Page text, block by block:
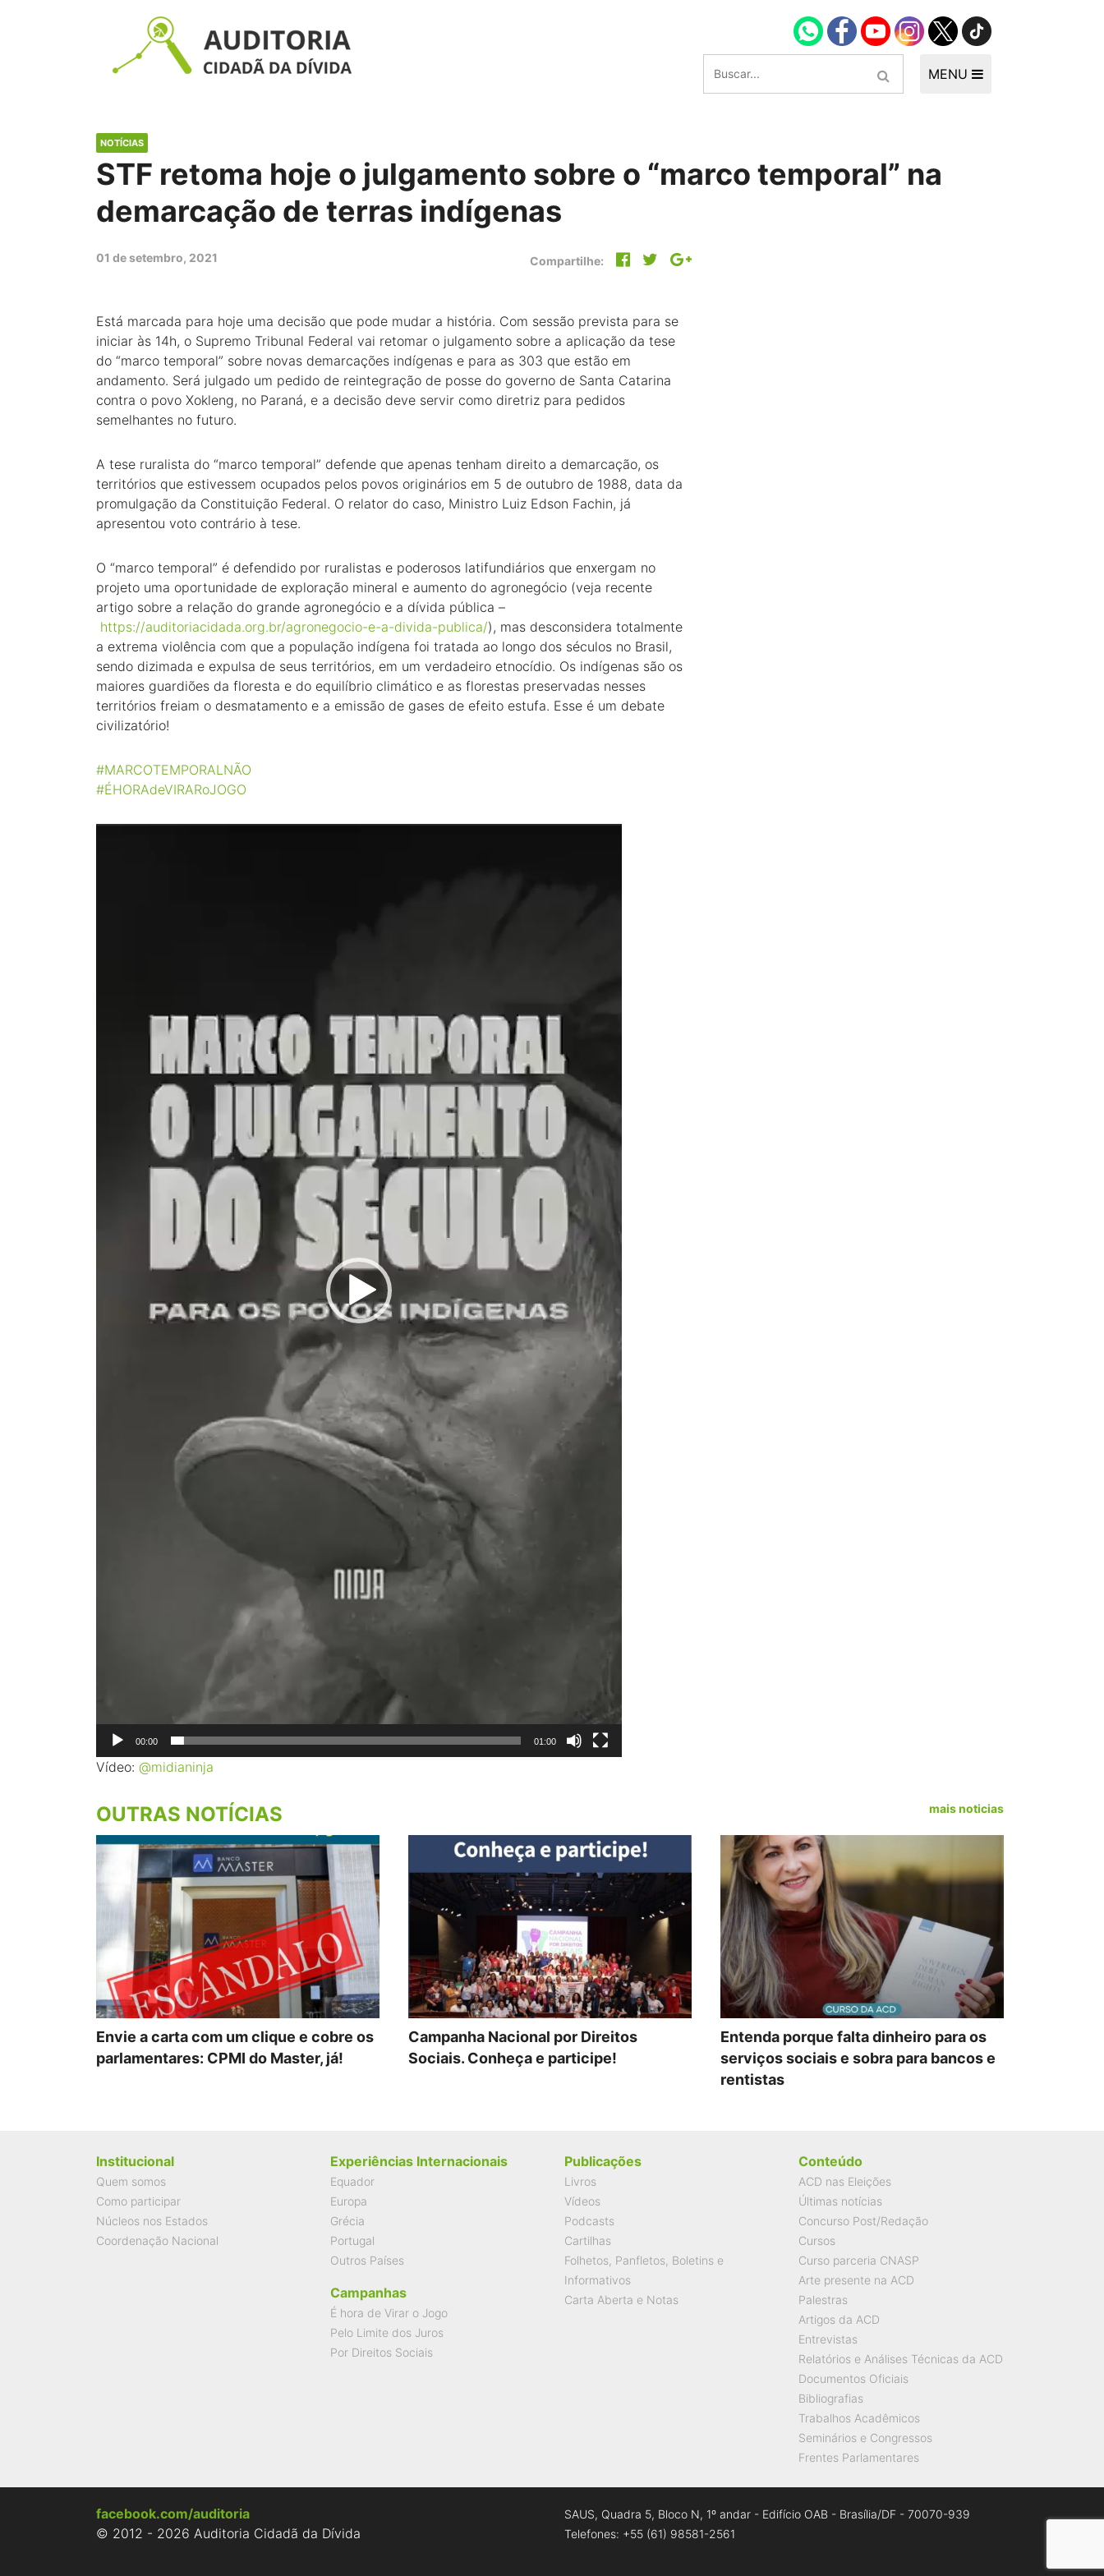
MENU
NOTÍCIAS
STF retoma hoje o julgamento sobre o “marco temporal” na
demarcação de terras indígenas
01 de setembro, 2021 Compartilhe:
Está marcada para hoje uma decisão que pode mudar a história. Com sessão prevista para se
iniciar às 14h, o Supremo Tribunal Federal vai retomar o julgamento sobre a aplicação da tese
do “marco temporal” sobre novas demarcações indígenas e para as 303 que estão em
andamento. Será julgado um pedido de reintegração de posse do governo de Santa Catarina
contra o povo Xokleng, no Paraná, e a decisão deve servir como diretriz para pedidos
semelhantes no futuro.
A tese ruralista do “marco temporal” defende que apenas tenham direito a demarcação, os
territórios que estivessem ocupados pelos povos originários em 5 de outubro de 1988, data da
promulgação da Constituição Federal. O relator do caso, Ministro Luiz Edson Fachin, já
apresentou voto contrário à tese.
O “marco temporal” é defendido por ruralistas e poderosos latifundiários que enxergam no
projeto uma oportunidade de exploração mineral e aumento do agronegócio (veja recente
artigo sobre a relação do grande agronegócio e a dívida pública –
https://auditoriacidada.org.br/agronegocio-e-a-divida-publica/), mas desconsidera totalmente
a extrema violência com que a população indígena foi tratada ao longo dos séculos no Brasil,
sendo dizimada e expulsa de seus territórios, em um verdadeiro etnocídio. Os indígenas são os
maiores guardiões da floresta e do equilíbrio climático e as florestas preservadas nesses
territórios freiam o desmatamento e a emissão de gases de efeito estufa. Esse é um debate
civilizatório!
#MARCOTEMPORALNÃO
#ÉHORAdeVIRARoJOGO
00:00 01:00
Vídeo: @midianinja
OUTRAS NOTÍCIAS mais noticias
Envie a carta com um clique e cobre os
parlamentares: CPMI do Master, já!
Campanha Nacional por Direitos
Sociais. Conheça e participe!
Entenda porque falta dinheiro para os
serviços sociais e sobra para bancos e
rentistas
Institucional
Quem somos
Como participar
Núcleos nos Estados
Coordenação Nacional
Experiências Internacionais
Equador
Europa
Grécia
Portugal
Outros Países
Campanhas
É hora de Virar o Jogo
Pelo Limite dos Juros
Por Direitos Sociais
Publicações
Livros
Vídeos
Podcasts
Cartilhas
Folhetos, Panfletos, Boletins e
Informativos
Carta Aberta e Notas
Conteúdo
ACD nas Eleições
Últimas notícias
Concurso Post/Redação
Cursos
Curso parceria CNASP
Arte presente na ACD
Palestras
Artigos da ACD
Entrevistas
Relatórios e Análises Técnicas da ACD
Documentos Oficiais
Bibliografias
Trabalhos Acadêmicos
Seminários e Congressos
Frentes Parlamentares
facebook.com/auditoria
© 2012 - 2026 Auditoria Cidadã da Dívida
SAUS, Quadra 5, Bloco N, 1º andar - Edifício OAB - Brasília/DF - 70070-939
Telefones: +55 (61) 98581-2561